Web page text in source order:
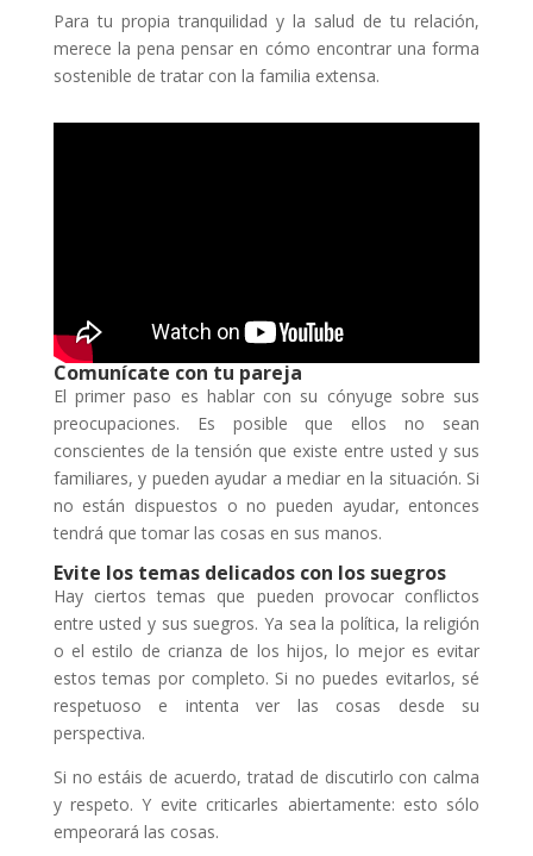
Para tu propia tranquilidad y la salud de tu relación,
merece la pena pensar en cómo encontrar una forma
sostenible de tratar con la familia extensa.
Comunícate con tu pareja
El primer paso es hablar con su cónyuge sobre sus
preocupaciones. Es posible que ellos no sean
conscientes de la tensión que existe entre usted y sus
familiares, y pueden ayudar a mediar en la situación. Si
no están dispuestos o no pueden ayudar, entonces
tendrá que tomar las cosas en sus manos.
Evite los temas delicados con los suegros
Hay ciertos temas que pueden provocar conflictos
entre usted y sus suegros. Ya sea la política, la religión
o el estilo de crianza de los hijos, lo mejor es evitar
estos temas por completo. Si no puedes evitarlos, sé
respetuoso e intenta ver las cosas desde su
perspectiva.
Si no estáis de acuerdo, tratad de discutirlo con calma
y respeto. Y evite criticarles abiertamente: esto sólo
empeorará las cosas.